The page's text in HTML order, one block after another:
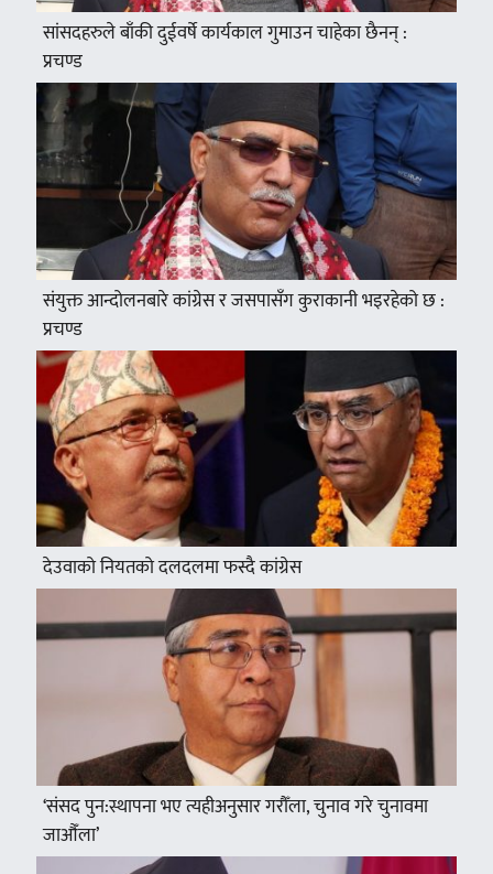
सांसदहरुले बाँकी दुईवर्षे कार्यकाल गुमाउन चाहेका छैनन् :
प्रचण्ड
संयुक्त आन्दोलनबारे कांग्रेस र जसपासँग कुराकानी भइरहेको छ :
प्रचण्ड
देउवाको नियतको दलदलमा फस्दै कांग्रेस
‘संसद पुन:स्थापना भए त्यहीअनुसार गरौँला, चुनाव गरे चुनावमा
जाऔँला’